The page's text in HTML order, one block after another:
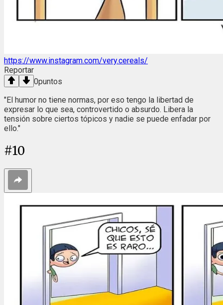
https://www.instagram.com/very.cereals/
Reportar
0puntos
"El humor no tiene normas, por eso tengo la libertad de
expresar lo que sea, controvertido o absurdo. Libera la
tensión sobre ciertos tópicos y nadie se puede enfadar por
ello."
#10